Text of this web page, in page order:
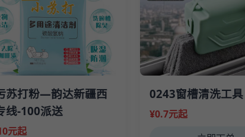
苏打粉—韵达新疆西
线-100派送
元起
0243窗槽清洗工具
¥0.7元起